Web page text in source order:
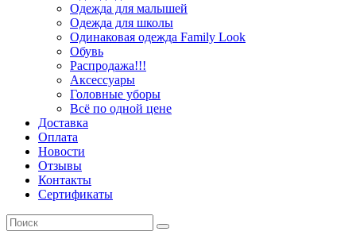
Одежда для малышей
Одежда для школы
Одинаковая одежда Family Look
Обувь
Распродажа!!!
Аксессуары
Головные уборы
Всё по одной цене
Доставка
Оплата
Новости
Отзывы
Контакты
Сертификаты